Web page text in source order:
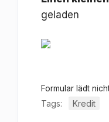
geladen
Formular lädt
Tags: Kredit